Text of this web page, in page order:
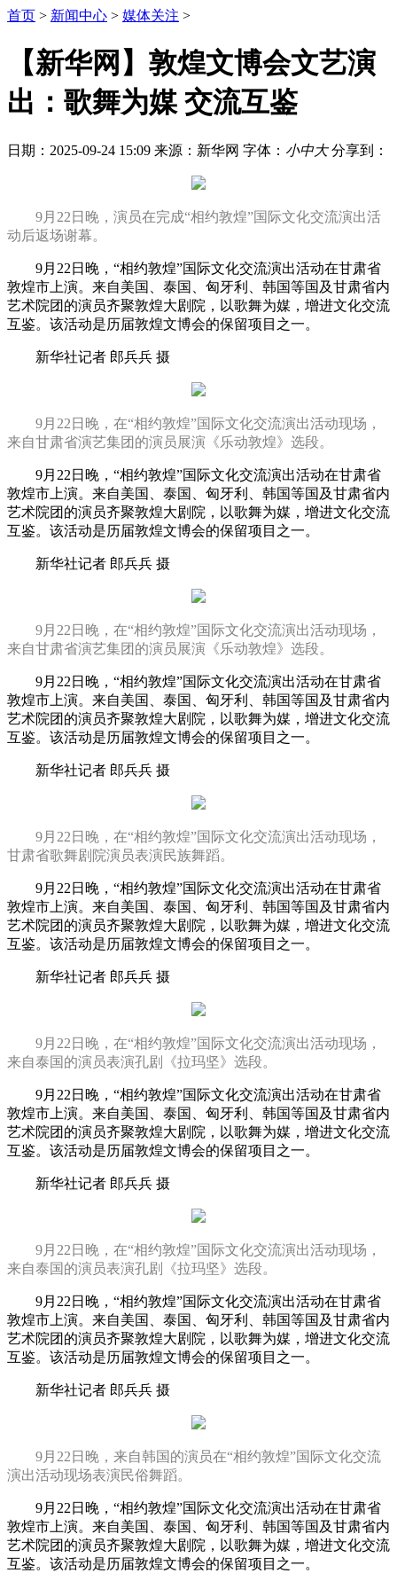
首页 > 新闻中心 > 媒体关注 >
【新华网】敦煌文博会文艺演
出：歌舞为媒 交流互鉴
日期：2025-09-24 15:09 来源：新华网 字体： 小中大 分享到：
9月22日晚，演员在完成“相约敦煌”国际文化交流演出活
动后返场谢幕。
9月22日晚，“相约敦煌”国际文化交流演出活动在甘肃省
敦煌市上演。来自美国、泰国、匈牙利、韩国等国及甘肃省内
艺术院团的演员齐聚敦煌大剧院，以歌舞为媒，增进文化交流
互鉴。该活动是历届敦煌文博会的保留项目之一。
新华社记者 郎兵兵 摄
9月22日晚，在“相约敦煌”国际文化交流演出活动现场，
来自甘肃省演艺集团的演员展演《乐动敦煌》选段。
9月22日晚，“相约敦煌”国际文化交流演出活动在甘肃省
敦煌市上演。来自美国、泰国、匈牙利、韩国等国及甘肃省内
艺术院团的演员齐聚敦煌大剧院，以歌舞为媒，增进文化交流
互鉴。该活动是历届敦煌文博会的保留项目之一。
新华社记者 郎兵兵 摄
9月22日晚，在“相约敦煌”国际文化交流演出活动现场，
来自甘肃省演艺集团的演员展演《乐动敦煌》选段。
9月22日晚，“相约敦煌”国际文化交流演出活动在甘肃省
敦煌市上演。来自美国、泰国、匈牙利、韩国等国及甘肃省内
艺术院团的演员齐聚敦煌大剧院，以歌舞为媒，增进文化交流
互鉴。该活动是历届敦煌文博会的保留项目之一。
新华社记者 郎兵兵 摄
9月22日晚，在“相约敦煌”国际文化交流演出活动现场，
甘肃省歌舞剧院演员表演民族舞蹈。
9月22日晚，“相约敦煌”国际文化交流演出活动在甘肃省
敦煌市上演。来自美国、泰国、匈牙利、韩国等国及甘肃省内
艺术院团的演员齐聚敦煌大剧院，以歌舞为媒，增进文化交流
互鉴。该活动是历届敦煌文博会的保留项目之一。
新华社记者 郎兵兵 摄
9月22日晚，在“相约敦煌”国际文化交流演出活动现场，
来自泰国的演员表演孔剧《拉玛坚》选段。
9月22日晚，“相约敦煌”国际文化交流演出活动在甘肃省
敦煌市上演。来自美国、泰国、匈牙利、韩国等国及甘肃省内
艺术院团的演员齐聚敦煌大剧院，以歌舞为媒，增进文化交流
互鉴。该活动是历届敦煌文博会的保留项目之一。
新华社记者 郎兵兵 摄
9月22日晚，在“相约敦煌”国际文化交流演出活动现场，
来自泰国的演员表演孔剧《拉玛坚》选段。
9月22日晚，“相约敦煌”国际文化交流演出活动在甘肃省
敦煌市上演。来自美国、泰国、匈牙利、韩国等国及甘肃省内
艺术院团的演员齐聚敦煌大剧院，以歌舞为媒，增进文化交流
互鉴。该活动是历届敦煌文博会的保留项目之一。
新华社记者 郎兵兵 摄
9月22日晚，来自韩国的演员在“相约敦煌”国际文化交流
演出活动现场表演民俗舞蹈。
9月22日晚，“相约敦煌”国际文化交流演出活动在甘肃省
敦煌市上演。来自美国、泰国、匈牙利、韩国等国及甘肃省内
艺术院团的演员齐聚敦煌大剧院，以歌舞为媒，增进文化交流
互鉴。该活动是历届敦煌文博会的保留项目之一。